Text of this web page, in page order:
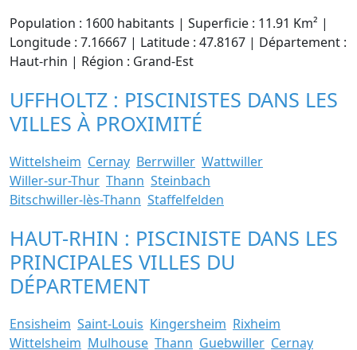
Population : 1600 habitants | Superficie : 11.91 Km² |
Longitude : 7.16667 | Latitude : 47.8167 | Département :
Haut-rhin | Région : Grand-Est
UFFHOLTZ : PISCINISTES DANS LES
VILLES À PROXIMITÉ
Wittelsheim Cernay Berrwiller Wattwiller
Willer-sur-Thur Thann Steinbach
Bitschwiller-lès-Thann Staffelfelden
HAUT-RHIN : PISCINISTE DANS LES
PRINCIPALES VILLES DU
DÉPARTEMENT
Ensisheim Saint-Louis Kingersheim Rixheim
Wittelsheim Mulhouse Thann Guebwiller Cernay